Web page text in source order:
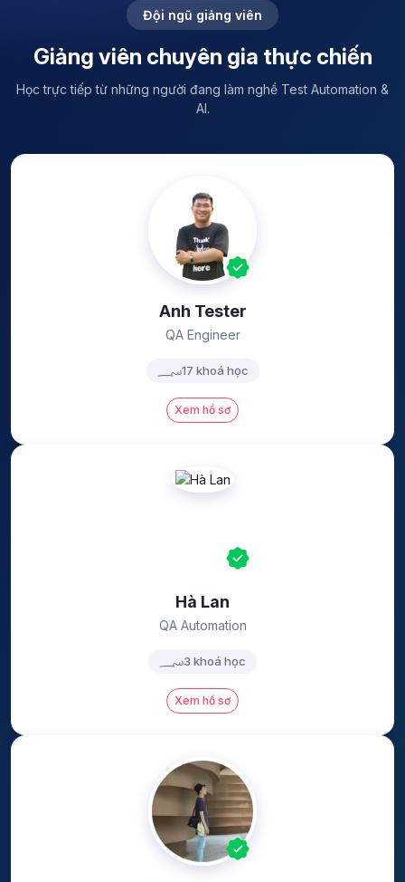
Đội ngũ giảng viên
Giảng viên chuyên gia thực chiến
Học trực tiếp từ những người đang làm nghề Test Automation &
AI.
Anh Tester
QA Engineer
17 khoá học
Xem hồ sơ
Hà Lan
QA Automation
3 khoá học
Xem hồ sơ